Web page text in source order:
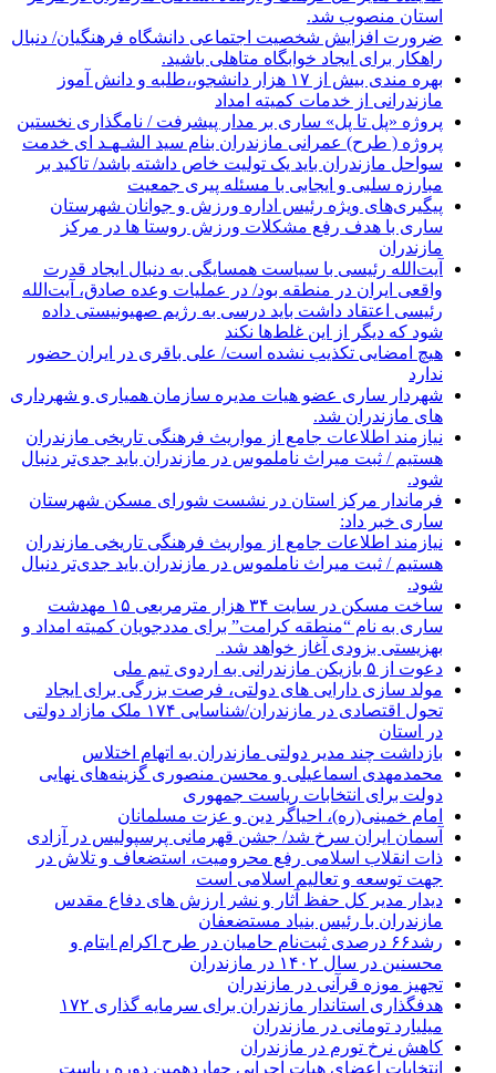
استان منصوب شد.
ضرورت افزایش شخصیت اجتماعی دانشگاه فرهنگیان/ دنبال
راهکار برای ایجاد خوابگاه متاهلی باشید.
بهره مندی بیش از ۱۷ هزار دانشجو،،طلبه و دانش آموز
مازندرانی از خدمات کمیته امداد
پروژه «پل تا پل» ساری بر مدار پیشرفت / نامگذاری نخستین
پروژه ( طرح) عمرانی مازندران بنام سید الشـهـد ای خدمت
سواحل مازندران باید یک تولیت خاص داشته باشد/ تاکید بر
مبارزه سلبی و ایجابی با مسئله پیری جمعیت
پیگیری‌های ویژه رئیس اداره ورزش و جوانان شهرستان
ساری با هدف رفع مشکلات ورزش روستا ها در مرکز
مازندران
آیت‌الله رئیسی با سیاست همسایگی به دنبال ایجاد قدرت
واقعی ایران در منطقه بود/ در عملیات وعده صادق، آیت‌الله
رئیسی اعتقاد داشت باید درسی به رژیم صهیونیستی داده
شود که دیگر از این غلط‌ها نکند
هیچ امضایی تکذیب نشده است/ علی باقری در ایران حضور
ندارد
شهردار ساری عضو هیات مدیره سازمان همیاری و شهرداری
های مازندران شد.
نیازمند اطلاعات جامع از مواریث فرهنگی تاریخی مازندران
هستیم / ثبت میراث ناملموس در مازندران باید جدی‌تر دنبال
شود.
فرماندار مرکز استان در نشست شورای مسکن شهرستان
ساری خبر داد:
نیازمند اطلاعات جامع از مواریث فرهنگی تاریخی مازندران
هستیم / ثبت میراث ناملموس در مازندران باید جدی‌تر دنبال
شود.
ساخت مسکن در سایت ۳۴ هزار مترمربعی ۱۵ مهدشت
ساری به نام “منطقه کرامت” برای مددجویان کمیته امداد و
بهزیستی بزودی آغاز خواهد شد.
دعوت از ۵ بازیکن مازندرانی به اردوی تیم ملی
مولد سازی دارایی های دولتی، فرصت بزرگی برای ایجاد
تحول اقتصادی در مازندران/شناسایی ۱۷۴ ملک مازاد دولتی
در استان
بازداشت چند مدیر دولتی مازندران به اتهام اختلاس
محمدمهدی اسماعیلی و محسن منصوری گزینه‌های نهایی
دولت برای انتخابات ریاست جمهوری
امام خمینی(ره)، احیاگر دین و عزت مسلمانان
آسمان ایران سرخ شد/ جشن قهرمانی پرسپولیس در آزادی
ذات انقلاب اسلامی رفع محرومیت، استضعاف و تلاش در
جهت توسعه و تعالیم اسلامی است
دیدار مدیر کل حفظ آثار و نشر ارزش های دفاع مقدس
مازندران با رئیس بنیاد مستضعفان
رشد۶۶ درصدی ثبت‌نام حامیان در طرح اکرام ایتام و
محسنین در سال ۱۴۰۲ در مازندران
تجهیز موزه قرآنی در مازندران
هدفگذاری استاندار مازندران برای سرمایه گذاری ۱۷۲
میلیارد تومانی در مازندران
کاهش نرخ تورم در مازندران
انتخابات اعضای هیات اجرایی چهاردهمین دوره ریاست